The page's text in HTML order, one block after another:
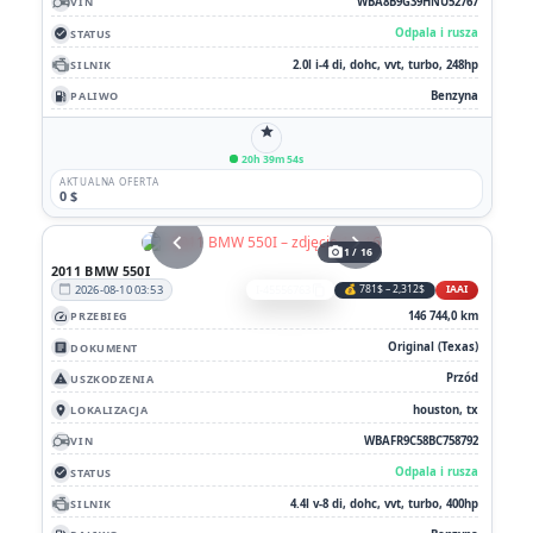
check_circle STATUS Odpala i rusza
SILNIK 2.0l i-4 di, dohc, vvt, turbo, 248hp
local_gas_station PALIWO Benzyna
star
20h 39m 54s
AKTUALNA OFERTA
0 $
chevron_left chevron_right
photo_camera1 / 16
2011 BMW 550I
calendar_today 2026-08-10 03:53 💰 781$ – 2,312$
IAAI
speed PRZEBIEG 146 744,0 km
article DOKUMENT Original (Texas)
report_problem USZKODZENIA Przód
location_on LOKALIZACJA houston, tx
VIN WBAFR9C58BC758792
check_circle STATUS Odpala i rusza
SILNIK 4.4l v-8 di, dohc, vvt, turbo, 400hp